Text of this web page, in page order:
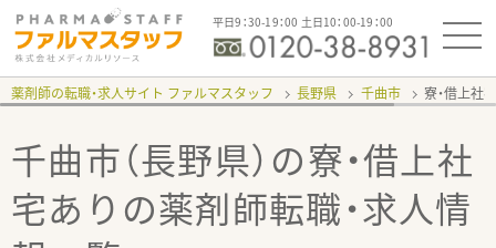
平日9：30-19：00 土日10：00-19：00
薬剤師の転職・求人サイト ファルマスタッフ 長野県 千曲市 寮・借上社
千曲市（長野県）の寮・借上社
宅あり の薬剤師転職・求人情